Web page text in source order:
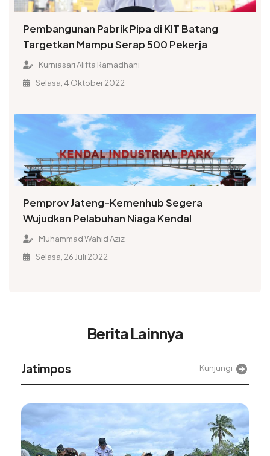
Pembangunan Pabrik Pipa di KIT Batang
Targetkan Mampu Serap 500 Pekerja
Kurniasari Alifta Ramadhani
Selasa, 4 Oktober 2022
Pemprov Jateng-Kemenhub Segera
Wujudkan Pelabuhan Niaga Kendal
Muhammad Wahid Aziz
Selasa, 26 Juli 2022
Berita Lainnya
Jatimpos Kunjungi